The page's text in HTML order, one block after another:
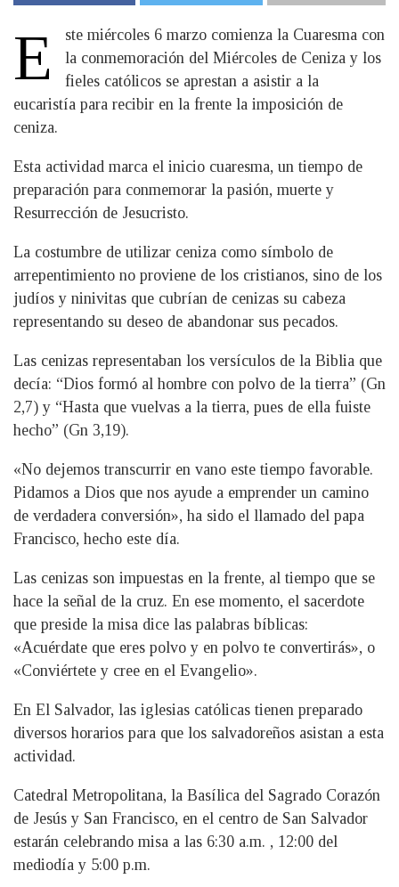
E
ste miércoles 6 marzo comienza la Cuaresma con
la conmemoración del Miércoles de Ceniza y los
fieles católicos se aprestan a asistir a la
eucaristía para recibir en la frente la imposición de
ceniza.
Esta actividad marca el inicio cuaresma, un tiempo de
preparación para conmemorar la pasión, muerte y
Resurrección de Jesucristo.
La costumbre de utilizar ceniza como símbolo de
arrepentimiento no proviene de los cristianos, sino de los
judíos y ninivitas que cubrían de cenizas su cabeza
representando su deseo de abandonar sus pecados.
Las cenizas representaban los versículos de la Biblia que
decía: “Dios formó al hombre con polvo de la tierra” (Gn
2,7) y “Hasta que vuelvas a la tierra, pues de ella fuiste
hecho” (Gn 3,19).
«No dejemos transcurrir en vano este tiempo favorable.
Pidamos a Dios que nos ayude a emprender un camino
de verdadera conversión», ha sido el llamado del papa
Francisco, hecho este día.
Las cenizas son impuestas en la frente, al tiempo que se
hace la señal de la cruz. En ese momento, el sacerdote
que preside la misa dice las palabras bíblicas:
«Acuérdate que eres polvo y en polvo te convertirás», o
«Conviértete y cree en el Evangelio».
En El Salvador, las iglesias católicas tienen preparado
diversos horarios para que los salvadoreños asistan a esta
actividad.
Catedral Metropolitana, la Basílica del Sagrado Corazón
de Jesús y San Francisco, en el centro de San Salvador
estarán celebrando misa a las 6:30 a.m. , 12:00 del
mediodía y 5:00 p.m.